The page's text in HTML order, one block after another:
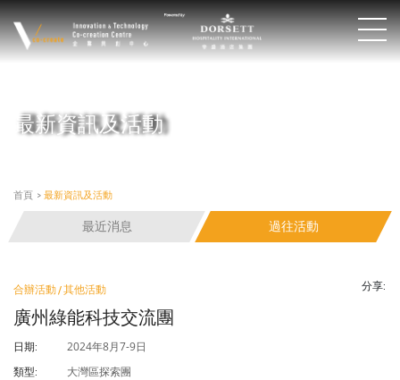
最新資訊及活動
首頁 > 最新資訊及活動
最近消息 過往活動
合辦活動 / 其他活動 分享:
廣州綠能科技交流團
日期: 2024年8月7-9日
類型: 大灣區探索團